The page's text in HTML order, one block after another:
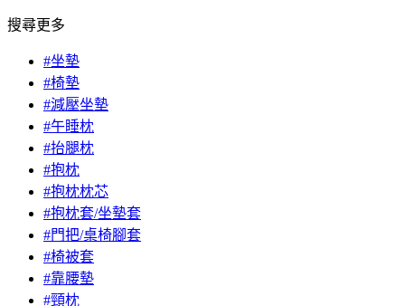
搜尋更多
#坐墊
#椅墊
#減壓坐墊
#午睡枕
#抬腿枕
#抱枕
#抱枕枕芯
#抱枕套/坐墊套
#門把/桌椅腳套
#椅被套
#靠腰墊
#頸枕